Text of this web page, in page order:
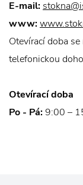
E-mail:
www:
Otevírací doba
telefonickou
Otevírací doba
Po - Pá: 9:00 –